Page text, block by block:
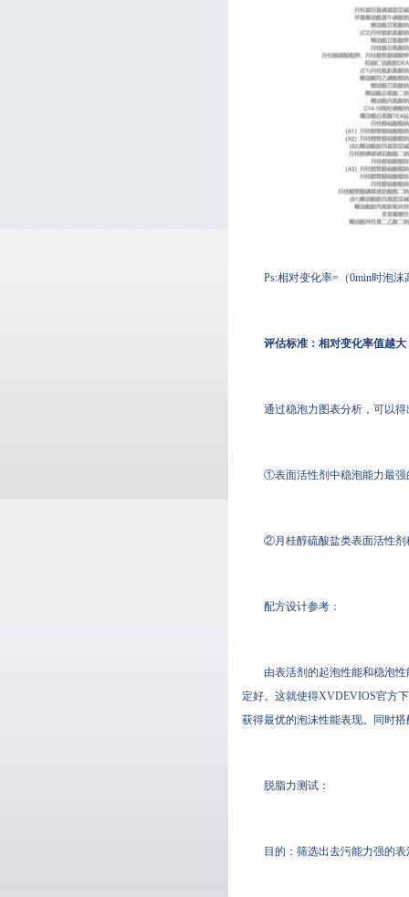
Ps:相对变化率=（0min时泡
评估标准：相对变化率值越大
通过稳泡力图表分析，可以得出
①表面活性剂中稳泡能力最强
②月桂醇硫酸盐类表面活性剂
配方设计参考：
由表活剂的起泡性能和稳泡性能
定好。这就使得XVDEVIOS官方
获得最优的泡沫性能表现。同时
脱脂力测试：
目的：筛选出去污能力强的表